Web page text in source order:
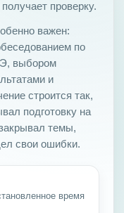
проверку.
важен:
по
выбором
и
строится так,
подготовку на
темы,
свои ошибки.
время